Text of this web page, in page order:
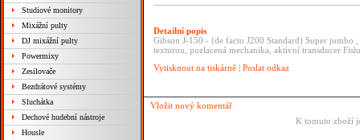
Studiové monitory
Mixážní pulty
DJ mixážní pulty
Powermixy
Zesilovače
Bezdrátové systémy
Sluchátka
Dechové hudební nástroje
Housle
Detailní popis
Gibson J-150 - (de facto J200 Standard) Super
texturou, pozlacená mechanika, aktivní transducer
Vytisknout na tiskárně | Poslat odkaz
Vložit nový komentář
K tomuto zboží